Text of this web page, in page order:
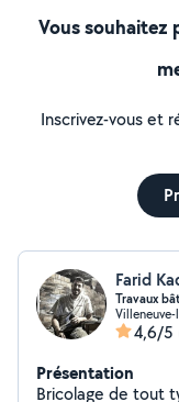
Vous souhaitez
Inscrivez-vous et
Farid
Travaux
4,6/5
Présentation
Bricolage de tout